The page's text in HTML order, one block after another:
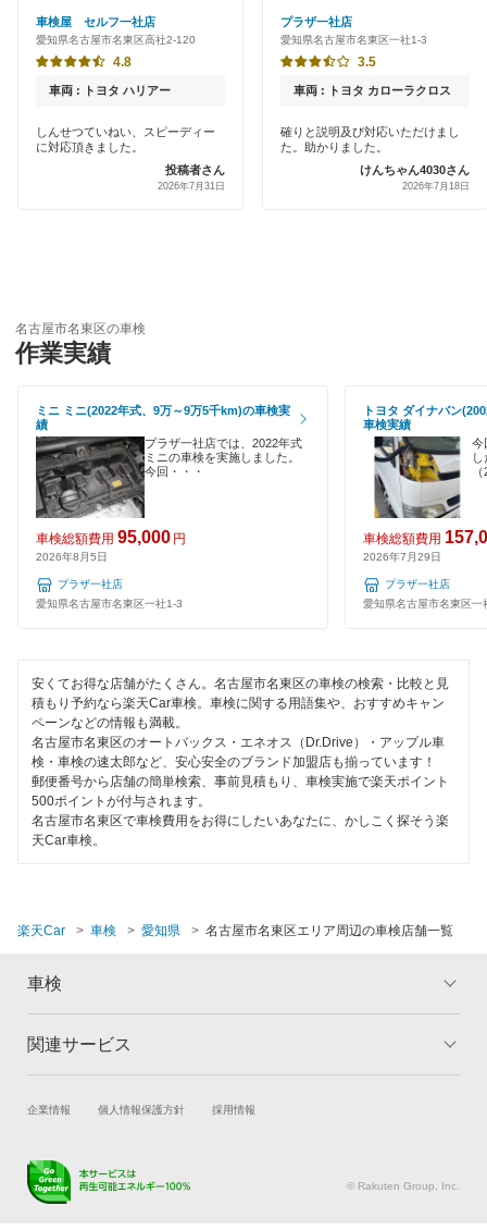
名古屋市中川区
名古屋市中区
名古屋市港区
名古屋市守山区
名古屋市
新車初回割りあり
早割りあり
クレジットカードOK
ハイブリッド車OK
120分以内の車検
1日車検
夜間受付
整備保証
JOYCAL（ジョイカル）
出光リテール車検
宇佐美車検
車検屋 セルフ一社店
愛知県名古屋市名東区高社2‐120
4.8
車両 : トヨタ ハリアー
しんせつていねい、スピーディー
に対応頂きました。
投稿者さん
2026年7月31日
プラザ一社店
愛知県名古屋市名東区一社1-3
3.5
車両 : トヨタ カローラクロス
確りと説明及び対応いただけまし
た。助かりました。
けんちゃん4030さん
2026年7月18日
名古屋市名東区の車検
作業実績
ミニ ミニ(2022年式、9万～9万5千km)の車検実
績
プラザ一社店では、2022年式
ミニの車検を実施しました。
今回・・・
車検総額費用 95,000 円
2026年8月5日
プラザ一社店
愛知県名古屋市名東区一社1-3
トヨタ ダイナバン
車検実績
今
車検総額費用
2026年7月29日
プラザ一社店
愛知県名古屋市名東区一
安くてお得な店舗がたくさん。名古屋市名東区の車検の検索・比較と見
積もり予約なら楽天Car車検。車検に関する用語集や、おすすめキャン
ペーンなどの情報も満載。
名古屋市名東区のオートバックス・エネオス（Dr.Drive）・アップル車
検・車検の速太郎など、安心安全のブランド加盟店も揃っています！
郵便番号から店舗の簡単検索、事前見積もり、車検実施で楽天ポイント
500ポイントが付与されます。
名古屋市名東区で車検費用をお得にしたいあなたに、かしこく探そう楽
天Car車検。
楽天Car 車検 愛知県 名古屋市名東区エリア周辺の車検店舗一覧
車検
トップ
車検の基礎知識 キャンペーン一覧
関連サービス
試乗・商談 新車購入
キズ修理予約
メンテナンス管理
企業情報 個人情報保護方針 採用情報
© Rakuten Group, Inc.